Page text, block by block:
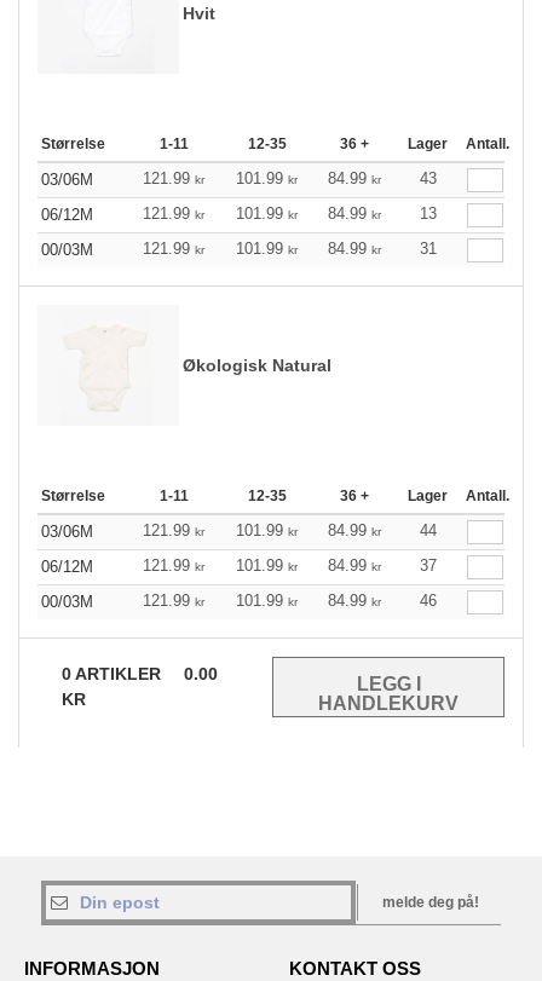
Hvit
Størrelse 1-11 12-35 36 + Lager Antall.
03/06M 121.99 kr 101.99 kr 84.99 kr
43
06/12M
121.99 kr 101.99 kr 84.99 kr
13
00/03M
121.99 kr 101.99 kr 84.99 kr 31
Økologisk Natural
Størrelse 1-11 12-35 36 + Lager Antall.
03/06M 121.99 kr 101.99 kr 84.99 kr
44
06/12M
121.99 kr 101.99 kr 84.99 kr
37
00/03M
121.99 kr 101.99 kr 84.99 kr 46
0ARTIKLER
0.00
KR
melde deg på!
INFORMASJON KONTAKT OSS